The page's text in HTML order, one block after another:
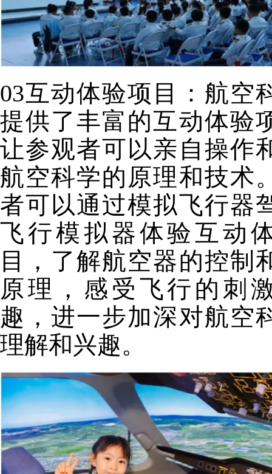
03互动体验项目： 航空
提供了丰富的互动体验
让参观者可以亲自操作
航空科学的原理和技术
者可以通过模拟飞行器
飞行模拟器体验互动
目，了解航空器的控制
原理，感受飞行的刺
趣，进一步加深对航空
理解和兴趣。